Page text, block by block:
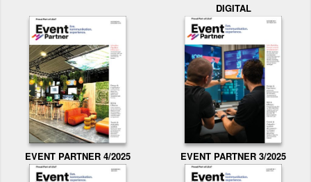
DIGITAL
EVENT PARTNER 4/2025 EVENT PARTNER 3/2025